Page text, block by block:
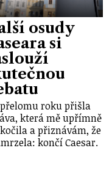
osudy
si
roku přišla
která mě upřímně
a přiznávám, že
končí Caesar.